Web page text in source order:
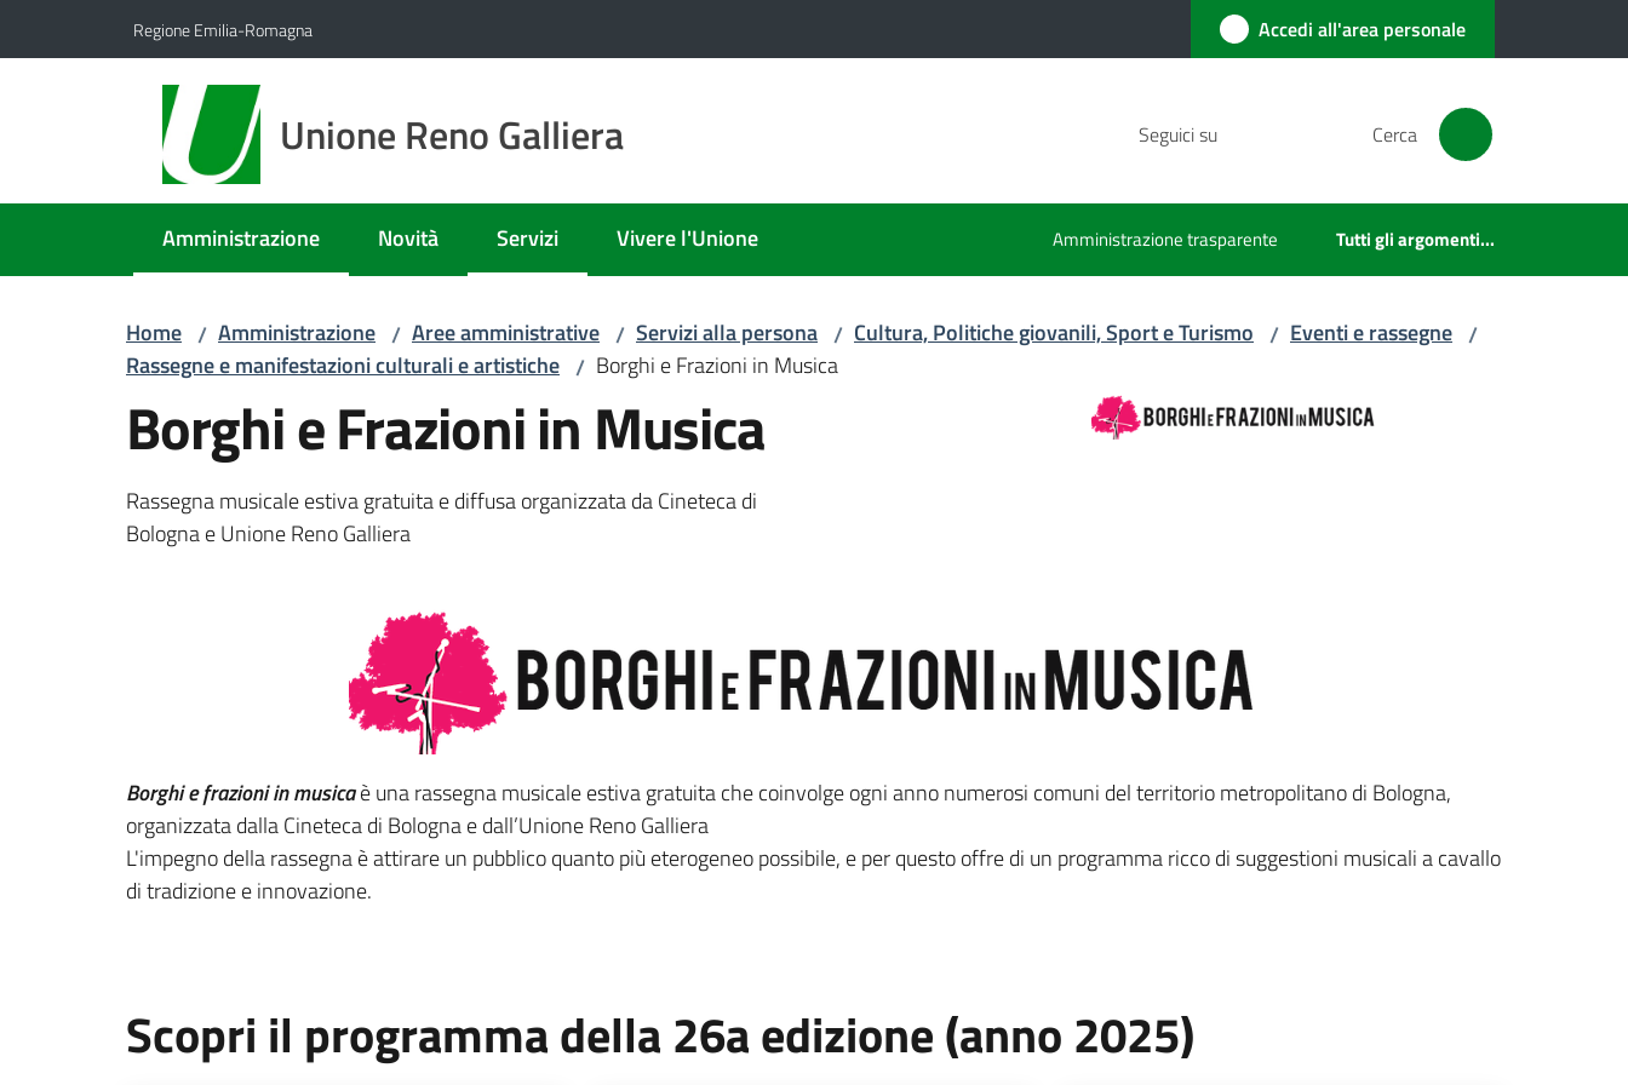
Regione Emilia-Romagna Accedi all'area personale
Unione Reno Galliera Seguici su Cerca
Amministrazione
Menu selezionato Novità Servizi
Menu selezionatoVivere l'Unione Amministrazione trasparente Tutti gli argomenti...
Home / Amministrazione / Aree amministrative / Servizi alla persona / Cultura, Politiche giovanili, Sport e Turismo / Eventi e rassegne /
Rassegne e manifestazioni culturali e artistiche / Borghi e Frazioni in Musica
Borghi e Frazioni in Musica
Rassegna musicale estiva gratuita e diffusa organizzata da Cineteca di
Bologna e Unione Reno Galliera
Borghi e frazioni in musicaè una rassegna musicale estiva gratuita che coinvolge ogni anno numerosi comuni del territorio metropolitano di Bologna,
organizzata dalla Cineteca di Bologna e dall’Unione Reno Galliera
L'impegno della rassegna è attirare un pubblico quanto più eterogeneo possibile, e per questo offre di un programma ricco di suggestioni musicali a cavallo
di tradizione e innovazione.
Scopri il programma della 26a edizione (anno 2025)